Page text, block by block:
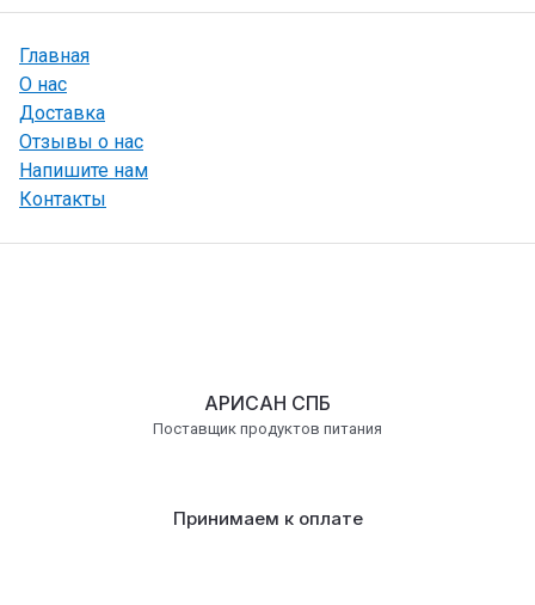
Главная
О нас
Доставка
Отзывы о нас
Напишите нам
Контакты
АРИСАН СПБ
Поставщик продуктов питания
Принимаем к оплате